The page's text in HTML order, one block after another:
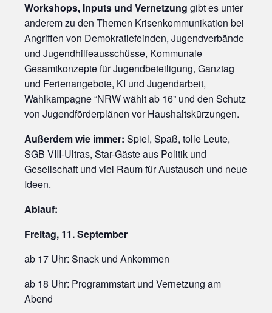
Workshops, Inputs und Vernetzung gibt es unter
anderem zu den Themen Krisenkommunikation bei
Angriffen von Demokratiefeinden, Jugendverbände
und Jugendhilfeausschüsse, Kommunale
Gesamtkonzepte für Jugendbeteiligung, Ganztag
und Ferienangebote, KI und Jugendarbeit,
Wahlkampagne “NRW wählt ab 16” und den Schutz
von Jugendförderplänen vor Haushaltskürzungen.
Außerdem wie immer: Spiel, Spaß, tolle Leute,
SGB VIII-Ultras, Star-Gäste aus Politik und
Gesellschaft und viel Raum für Austausch und neue
Ideen.
Ablauf:
Freitag, 11. September
ab 17 Uhr: Snack und Ankommen
ab 18 Uhr: Programmstart und Vernetzung am
Abend